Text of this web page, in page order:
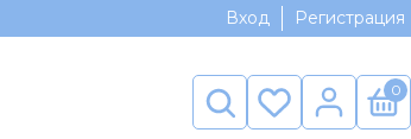
Вход Регистрация
0